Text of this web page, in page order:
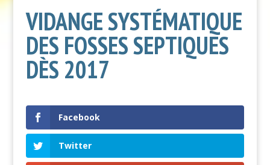
VIDANGE SYSTÉMATIQUE
DES FOSSES SEPTIQUES
DÈS 2017
Facebook
Twitter